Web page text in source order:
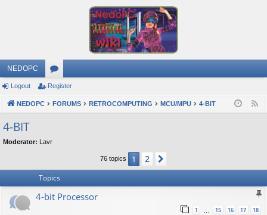
NEDOPC
or
u
s
Logout Register
NEDOPC FORUMS RETROCOMPUTING MCU/MPU 4-BIT
4-BIT
Moderator: Lavr
76 topics 1 2
Topics
4-bit Processor
1 … 15 16 17 18